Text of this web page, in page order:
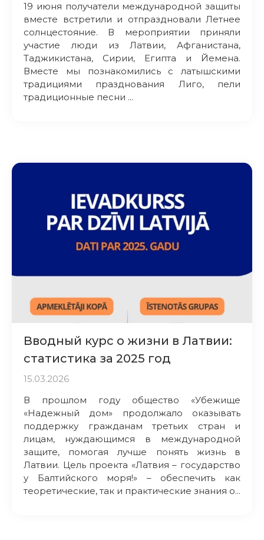
19 июня получатели международной защиты
вместе встретили и отпраздновали Летнее
солнцестояние. В мероприятии приняли
участие люди из Латвии, Афганистана,
Таджикистана, Сирии, Египта и Йемена.
Вместе мы познакомились с латышскими
традициями празднования Лиго, пели
традиционные песни ...
Вводный курс о жизни в Латвии:
статистика за 2025 год
15.03.2026
В прошлом году общество «Убежище
«Надежный дом» продолжало оказывать
поддержку гражданам третьих стран и
лицам, нуждающимся в международной
защите, помогая лучше понять жизнь в
Латвии. Цель проекта «Латвия – государство
у Балтийского моря!» – обеспечить как
теоретические, так и практические знания о...